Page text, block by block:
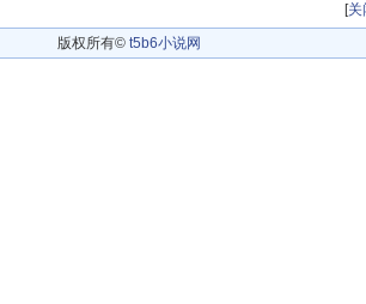
[关
版权所有© t5b6小说网